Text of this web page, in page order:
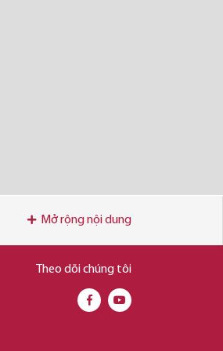
Mở rộng nội dung
Theo dõi chúng tôi